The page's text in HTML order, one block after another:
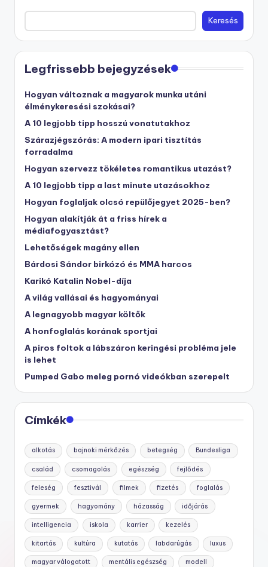
Keresés
Legfrissebb bejegyzések
Hogyan változnak a magyarok munka utáni
élménykeresési szokásai?
A 10 legjobb tipp hosszú vonatutakhoz
Szárazjégszórás: A modern ipari tisztítás
forradalma
Hogyan szervezz tökéletes romantikus utazást?
A 10 legjobb tipp a last minute utazásokhoz
Hogyan foglaljak olcsó repülőjegyet 2025-ben?
Hogyan alakítják át a friss hírek a
médiafogyasztást?
Lehetőségek magány ellen
Bárdosi Sándor birkózó és MMA harcos
Karikó Katalin Nobel-díja
A világ vallásai és hagyományai
A legnagyobb magyar költők
A honfoglalás korának sportjai
A piros foltok a lábszáron keringési probléma jele
is lehet
Pumped Gabo meleg pornó videókban szerepelt
Címkék
alkotás bajnoki mérkőzés betegség Bundesliga
család csomagolás egészség fejlődés
feleség fesztivál filmek fizetés foglalás
gyermek hagyomány házasság időjárás
intelligencia iskola karrier kezelés
kitartás kultúra kutatás labdarúgás luxus
magyar válogatott mentális egészség modell